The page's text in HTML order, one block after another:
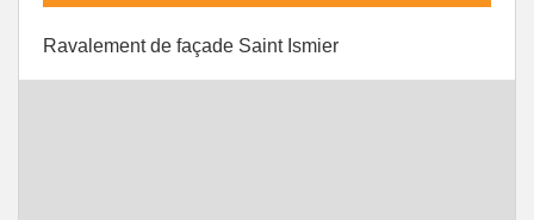
Ravalement de façade Saint Ismier